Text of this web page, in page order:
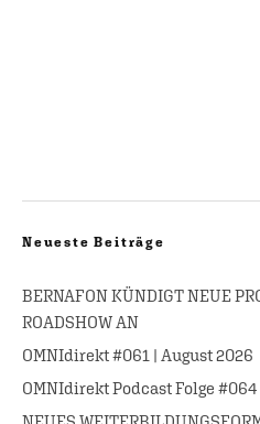
Neueste Beiträge
BERNAFON KÜNDIGT NEUE
ROADSHOW AN
OMNIdirekt #061 | August 2026
OMNIdirekt Podcast Folge #064